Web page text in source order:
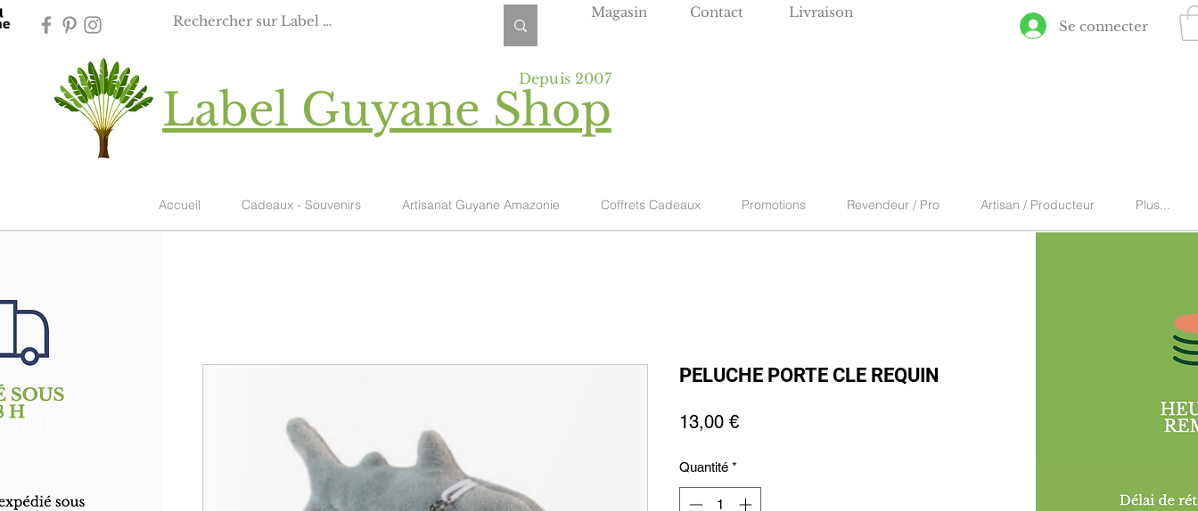
Magasin Contact
Livraison
Se connecter
Label Guyane Shop
Depuis 2007
Accueil Cadeaux - Souvenirs Artisanat Guyane Amazonie Coffrets Cadeaux Promotions Revendeur / Pro Artisan / Producteur Plus...
PELUCHE PORTE CLE REQUIN
13,00 €Prix
Quantité *